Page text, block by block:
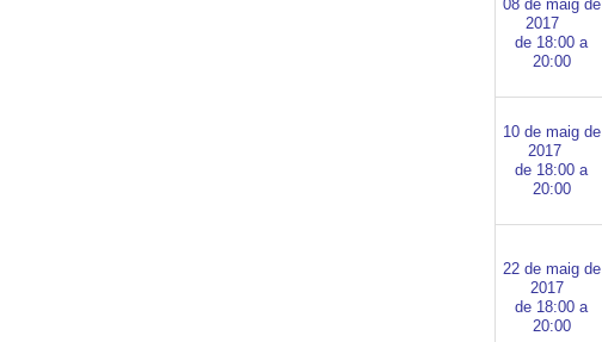
08 de maig de
2017
de 18:00 a
20:00
10 de maig de
2017
de 18:00 a
20:00
22 de maig de
2017
de 18:00 a
20:00